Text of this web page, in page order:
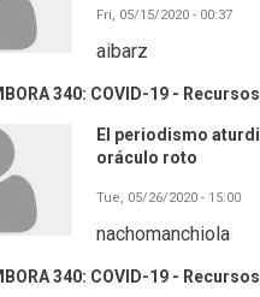
Fri, 05/15/2020 - 00:37
aibarz
340: COVID-19 -
El periodismo
oráculo roto
Tue, 05/26/2020 - 15:00
nachomanchiola
340: COVID-19 -